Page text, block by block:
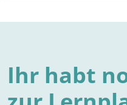
Ihr habt